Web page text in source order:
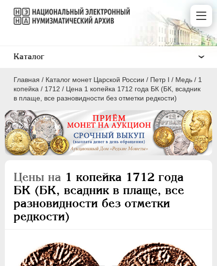
Главная / Каталог монет Царской России / Пeтр I / Медь / 1
копейка / 1712 / Цена 1 копейка 1712 года БК (БК, всадник
в плаще, все разновидности без отметки редкости)
Цены на 1 копейка 1712 года
БК (БК, всадник в плаще, все
разновидности без отметки
редкости)
Каталог
ПEТР I 1699 - 1725
Серебро
Медь
5 копеек
1 копейка
Полушка
Полполушки